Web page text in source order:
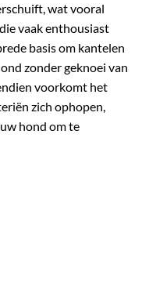
wat vooral
vaak enthousiast
basis om kantelen
zonder geknoei van
voorkomt het
zich ophopen,
hond om te